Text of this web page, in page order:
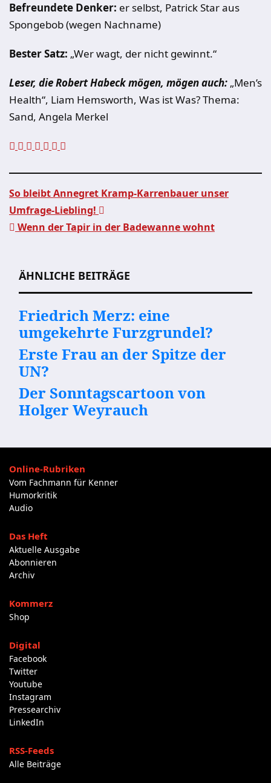
Befreundete Denker: er selbst, Patrick Star aus
Spongebob (wegen Nachname)
Bester Satz: „Wer wagt, der nicht gewinnt.“
Leser, die Robert Habeck mögen, mögen auch: „Men’s
Health“, Liam Hemsworth, Was ist Was? Thema:
Sand, Angela Merkel
Beitragsnavigation
So bleibt Annegret Kramp-Karrenbauer unser
Umfrage-Liebling!
Wenn der Tapir in der Badewanne wohnt
ÄHNLICHE BEITRÄGE
Friedrich Merz: eine
umgekehrte Furzgrundel?
Erste Frau an der Spitze der
UN?
Der Sonntagscartoon von
Holger Weyrauch
Online-Rubriken
Vom Fachmann für Kenner
Humorkritik
Audio
Das Heft
Aktuelle Ausgabe
Abonnieren
Archiv
Kommerz
Shop
Digital
Facebook
Twitter
Youtube
Instagram
Pressearchiv
LinkedIn
RSS-Feeds
Alle Beiträge